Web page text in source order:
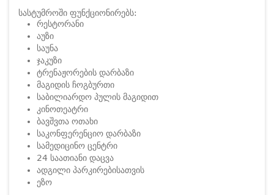
სასტუმროში ფუნქციონირებს:
რესტორანი
აუზი
საუნა
ჯაკუზი
ტრენაჟორების დარბაზი
მაგიდის ჩოგბურთი
საბილიარდო პულის მაგიდით
კინოთეატრი
ბავშვთა ოთახი
საკონფერენციო დარბაზი
სამედიცინო ცენტრი
24 საათიანი დაცვა
ადგილი პარკირებისათვის
ეზო